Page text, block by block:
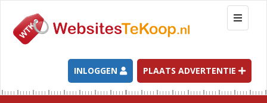
T
o
g
l
e
n
INLOGGEN PLAATS ADVERTENTIE